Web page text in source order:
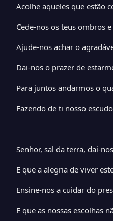
Acolhe aqueles que estão
Cede-nos os teus ombros
Ajude-nos achar o
Dai-nos o prazer de
Para juntos andarmos o
Fazendo de ti nosso
Senhor, sal da terra, dai-
E que a alegria de viver
Ensine-nos a cuidar do
E que as nossas escolhas